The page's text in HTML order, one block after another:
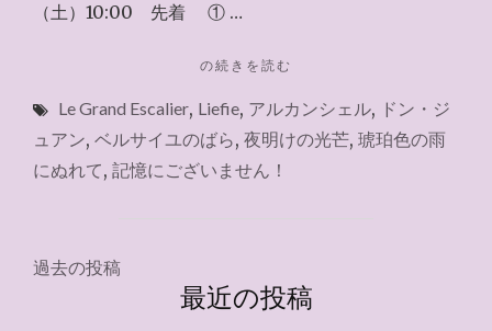
（土）10:00 先着 ① …
"今
末
に
着・
塚
の続きを読む
Le Grand Escalier, Liefie, アルカンシェル, ドン・ジ
ュアン, ベルサイユのばら, 夜明けの光芒, 琥珀色の雨
にぬれて, 記憶にございません！
投
過去の投稿
最近の投稿